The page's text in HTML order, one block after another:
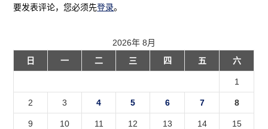
要发表评论，您必须先登录。
2026年 8月
日
一 二 三 四 五 六
1
2 3 4 5 6 7 8
9 10 11 12 13 14 15